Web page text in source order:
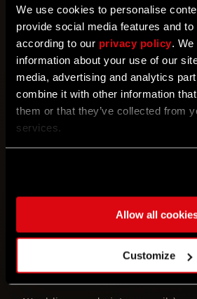
We use cookies to personalise
provide social media features and
according to our privacy policy.
information about your use of our
media, advertising and analytics
combine it with other information
them or that they’ve collected from
services.
Allow all
Customize
Dying Light 2 Stay Human.
Aujourd’hui, nous dévoilons la
d’idées pour lancer le vote de la
n’est que le début ! Nous
jour notre catalogue avec de
vote est ouvert à tous ceux qui
envoyées à nos développeurs
pilgrimoutpost.com/goodies/